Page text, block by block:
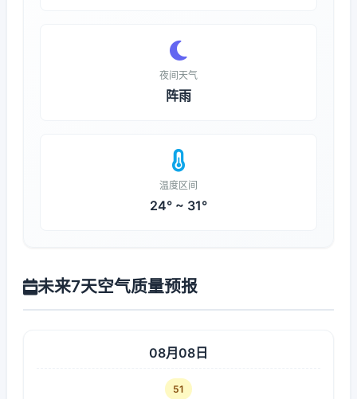
夜间天气
阵雨
温度区间
24° ~ 31°
未来7天空气质量预报
08月08日
51